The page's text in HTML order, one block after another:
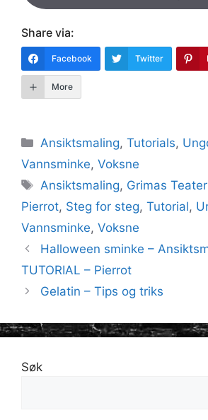
Share via:
Facebook Twitter
More
Kategorier
Ansiktsmaling,Tutorials,
Vannsminke, Voksne
Stikkord
Ansiktsmaling, Grimas
Pierrot, Steg for steg, Tutorial,
Vannsminke, Voksne
Halloween sminke –
TUTORIAL – Pierrot
Gelatin – Tips og triks
Søk